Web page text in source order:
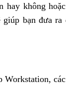
hay không
bạn đưa ra
Workstation,